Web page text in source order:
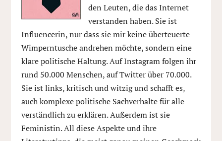
den Leuten, die das Internet
verstanden haben. Sie ist
Influencerin, nur dass sie mir keine überteuerte
Wimperntusche andrehen möchte, sondern eine
klare politische Haltung. Auf Instagram folgen ihr
rund 50.000 Menschen, auf Twitter über 70.000.
Sie ist links, kritisch und witzig und schafft es,
auch komplexe politische Sachverhalte für alle
verständlich zu erklären. Außerdem ist sie
Feministin. All diese Aspekte und ihre